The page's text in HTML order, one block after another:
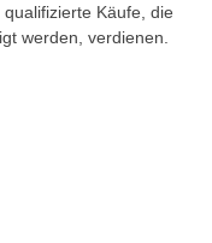
Käufe, die
werden, verdienen.